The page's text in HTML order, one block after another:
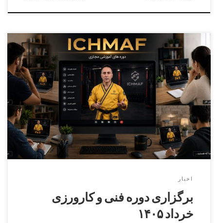
دوره کارورزی ( مربیگری عملی ) درجه ۳ الی درجه ۱ – دوره فنی
دان۱الی دان ۶(مجازی) بخش آقایان مدرس : سامان ماله میر-
علی اصغر علویمسئول برگزاری : پرویز بایرامی – حسن پیرانی
بخش بانوان مدرس : آزیتا موسویمسئول برگزاری : مائده حسینی
هوشیار ثبت نام فقط از طریق پنل کاربری فدراسیون […]
اخبار
برگزاری دوره فنی و کارورزی
خرداد ۱۴۰۵